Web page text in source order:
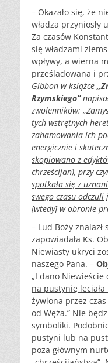
– Okazało się, że
władza przyniosły
Za czasów
się władzami
wpływy, a wierna
prześladowana i
Gibbon w książce
Rzymskiego”
zwolenników:
tych wstrętnych
zahamowania ich
energicznie i
skopiowano z
chrześcijan), przy
spotkała się z
swego czasu
[wtedy] w obronie
– Lud Boży
zapowiadała Ks.
Niewiasty ukryci
naszego Pana. –
„I dano Niewieście
na pustynię
żywiona przez
od Węża.” Nie
symboliki.
pustyni lub na
poza głównym